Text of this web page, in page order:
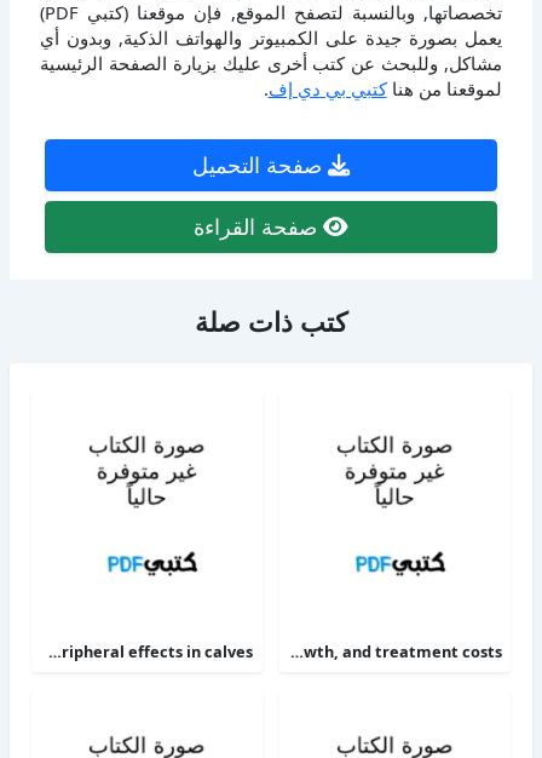
تخصصاتها, وبالنسبة لتصفح الموقع, فإن موقعنا (كتبي PDF)
يعمل بصورة جيدة على الكمبيوتر والهواتف الذكية, وبدون أي
مشاكل, وللبحث عن كتب أخرى عليك بزيارة الصفحة الرئيسية
لموقعنا من هناكتبي بي دي إف.
صفحة التحميل
صفحة القراءة
كتب ذات صلة
Targeting therapy to minimize antimicrobial use in preweaned calves effects on health, growth, and treatment costs
The alpha 2-adrenoceptor agonists xylazine and guanfacine exert different central nervous system, but comparable peripheral effects in calves